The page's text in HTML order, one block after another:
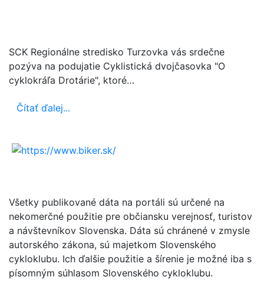
SCK Regionálne stredisko Turzovka vás srdečne
pozýva na podujatie Cyklistická dvojčasovka "O
cyklokráľa Drotárie", ktoré…
Čítať ďalej...
Všetky publikované dáta na portáli sú určené na
nekomerčné použitie pre občiansku verejnosť, turistov
a návštevníkov Slovenska. Dáta sú chránené v zmysle
autorského zákona, sú majetkom Slovenského
cykloklubu. Ich ďalšie použitie a šírenie je možné iba s
písomným súhlasom Slovenského cykloklubu.